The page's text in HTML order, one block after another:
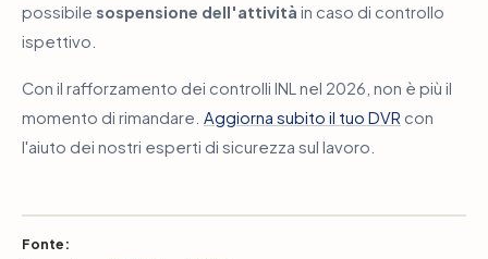
possibile sospensione dell'attività in caso di controllo
ispettivo.
Con il rafforzamento dei controlli INL nel 2026, non è più il
momento di rimandare. Aggiorna subito il tuo DVR con
l'aiuto dei nostri esperti di sicurezza sul lavoro.
Fonte: